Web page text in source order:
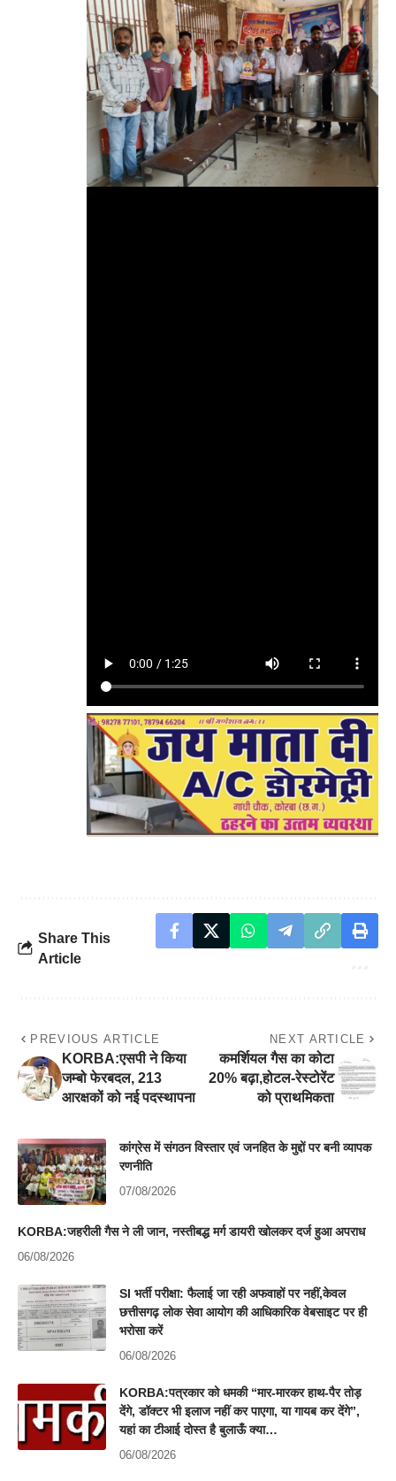
Share This
Article
PREVIOUS ARTICLE
KORBA:एसपी ने किया
जम्बो फेरबदल, 213
आरक्षकों को नई पदस्थापना
NEXT ARTICLE
कमर्शियल गैस का कोटा
20% बढ़ा,होटल-रेस्टोरेंट
को प्राथमिकता
कांग्रेस में संगठन विस्तार एवं जनहित के मुद्दों पर बनी व्यापक
रणनीति
07/08/2026
KORBA:जहरीली गैस ने ली जान, नस्तीबद्ध मर्ग डायरी खोलकर दर्ज हुआ अपराध
06/08/2026
SI भर्ती परीक्षा: फैलाई जा रही अफवाहों पर नहीं,केवल
छत्तीसगढ़ लोक सेवा आयोग की आधिकारिक वेबसाइट पर ही
भरोसा करें
06/08/2026
KORBA:पत्रकार को धमकी “मार-मारकर हाथ-पैर तोड़
देंगे, डॉक्टर भी इलाज नहीं कर पाएगा, या गायब कर देंगे”,
यहां का टीआई दोस्त है बुलाऊँ क्या…
06/08/2026